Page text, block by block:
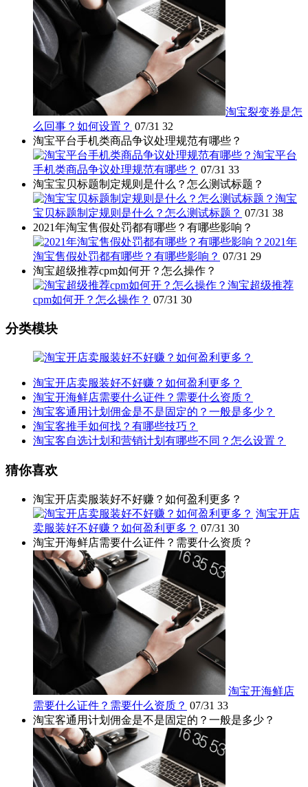
淘宝裂变券是怎
么回事？如何设置？ 07/31 32
淘宝平台手机类商品争议处理规范有哪些？
淘宝平台
手机类商品争议处理规范有哪些？ 07/31 33
淘宝宝贝标题制定规则是什么？怎么测试标题？
淘宝
宝贝标题制定规则是什么？怎么测试标题？ 07/31 38
2021年淘宝售假处罚都有哪些？有哪些影响？
2021年
淘宝售假处罚都有哪些？有哪些影响？ 07/31 29
淘宝超级推荐cpm如何开？怎么操作？
淘宝超级推荐
cpm如何开？怎么操作？ 07/31 30
分类模块
淘宝开店卖服装好不好赚？如何盈利更多？
淘宝开海鲜店需要什么证件？需要什么资质？
淘宝客通用计划佣金是不是固定的？一般是多少？
淘宝客推手如何找？有哪些技巧？
淘宝客自选计划和营销计划有哪些不同？怎么设置？
猜你喜欢
淘宝开店卖服装好不好赚？如何盈利更多？
淘宝开店
卖服装好不好赚？如何盈利更多？ 07/31 30
淘宝开海鲜店需要什么证件？需要什么资质？
淘宝开海鲜店
需要什么证件？需要什么资质？ 07/31 33
淘宝客通用计划佣金是不是固定的？一般是多少？